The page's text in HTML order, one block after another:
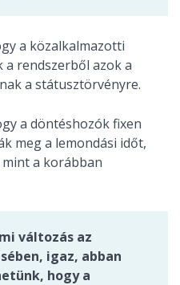
a közalkalmazotti
rendszerből azok a
a státusztörvényre.
a döntéshozók fixen
meg a lemondási időt,
a korábban
változás az
igaz, abban
hogy a